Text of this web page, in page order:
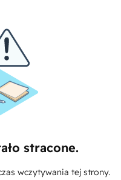
stracone.
wczytywania tej strony.